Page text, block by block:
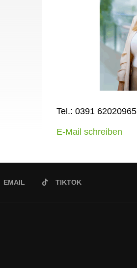
Tel.: 0391 62020965
E-Mail schreiben
EMAIL TIKTOK